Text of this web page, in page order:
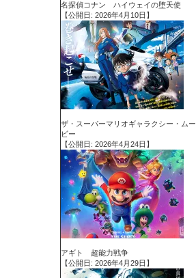
名探偵コナン ハイウェイの堕天使
【公開日: 2026年4月10日】
ザ・スーパーマリオギャラクシー・ムー
ビー
【公開日: 2026年4月24日】
アギト 超能力戦争
【公開日: 2026年4月29日】